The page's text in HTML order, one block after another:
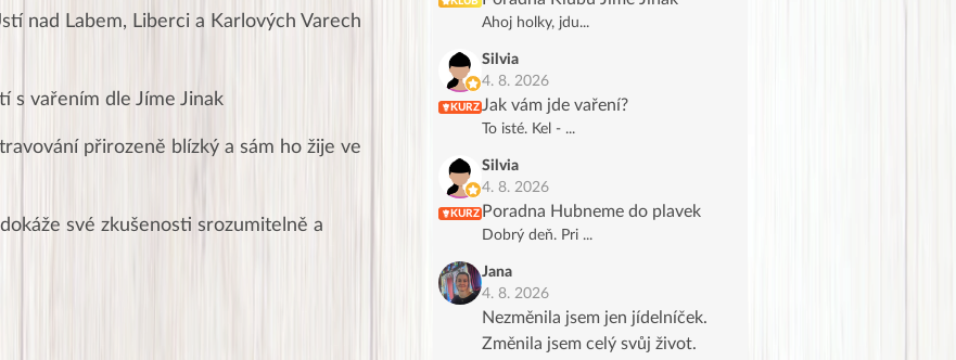
nad Labem, Liberci a Karlových Varech
s vařením dle Jíme Jinak
přirozeně blízký a sám ho žije ve
své zkušenosti srozumitelně a
Ahoj holky, jdu...
KURZ
Silvia
4. 8. 2026
Jak vám jde vaření?
To isté. Kel - ...
KURZ
Silvia
4. 8. 2026
Poradna Hubneme do plavek
Dobrý deň. Pri ...
Jana
4. 8. 2026
Nezměnila jsem jen jídelníček.
Změnila jsem celý svůj život.